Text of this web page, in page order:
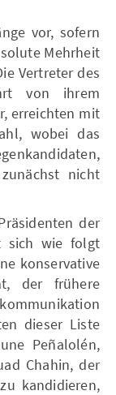
vor, sofern
Mehrheit
Vertreter des
von ihrem
erreichten mit
wobei das
nicht
der
sich wie folgt
konservative
der frühere
dieser Liste
Peñalolén,
Chahin, der
kandidieren,